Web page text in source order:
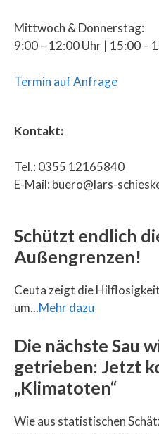
Mittwoch & Donnerstag:
9:00 – 12:00 Uhr | 15:00 –
Termin auf Anfrage
Kontakt:
Tel.: 0355 12165840
E-Mail: buero@lars-
Schützt endlich
Außengrenzen!
Ceuta zeigt die
um...Mehr dazu
Die nächste Sau
getrieben: Jetzt
„Klimatoten“
Wie aus statistischen